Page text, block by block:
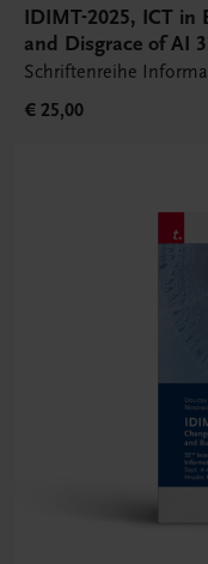
IDIMT-2025, ICT in
and Disgrace of AI
Management Talk
Schriftenreihe
€ 25,00